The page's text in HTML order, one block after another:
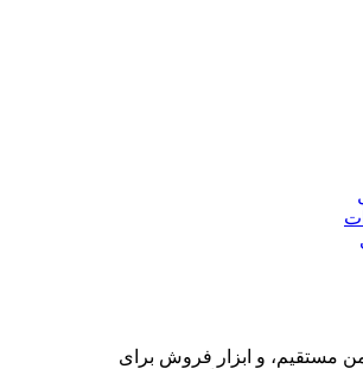
مستقیم، و ابزار فروش برای